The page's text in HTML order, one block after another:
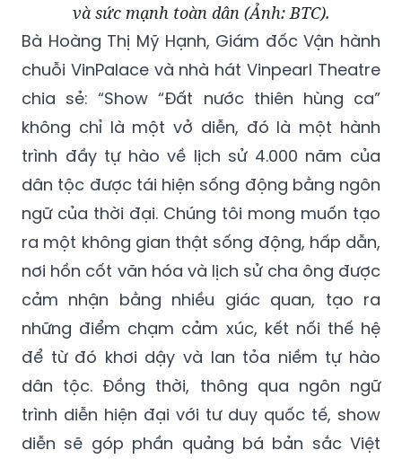
và sức mạnh toàn dân (Ảnh: BTC).
Bà Hoàng Thị Mỹ Hạnh, Giám đốc Vận hành
chuỗi VinPalace và nhà hát Vinpearl Theatre
chia sẻ: “Show “Đất nước thiên hùng ca”
không chỉ là một vở diễn, đó là một hành
trình đầy tự hào về lịch sử 4.000 năm của
dân tộc được tái hiện sống động bằng ngôn
ngữ của thời đại. Chúng tôi mong muốn tạo
ra một không gian thật sống động, hấp dẫn,
nơi hồn cốt văn hóa và lịch sử cha ông được
cảm nhận bằng nhiều giác quan, tạo ra
những điểm chạm cảm xúc, kết nối thế hệ
để từ đó khơi dậy và lan tỏa niềm tự hào
dân tộc. Đồng thời, thông qua ngôn ngữ
trình diễn hiện đại với tư duy quốc tế, show
diễn sẽ góp phần quảng bá bản sắc Việt